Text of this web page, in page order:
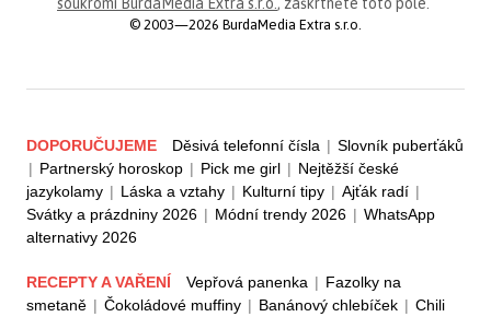
© 2003—2026 BurdaMedia Extra s.r.o.
DOPORUČUJEME Děsivá telefonní čísla | Slovník puberťáků
| Partnerský horoskop | Pick me girl | Nejtěžší české
jazykolamy | Láska a vztahy | Kulturní tipy | Ajťák radí |
Svátky a prázdniny 2026 | Módní trendy 2026 | WhatsApp
alternativy 2026
RECEPTY A VAŘENÍ Vepřová panenka | Fazolky na
smetaně | Čokoládové muffiny | Banánový chlebíček | Chili